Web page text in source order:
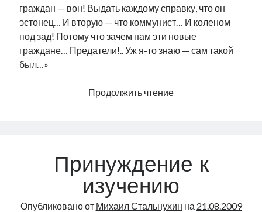
граждан — вон! Выдать каждому справку, что он
эстонец… И вторую — что коммунист… И коленом
под зад! Потому что зачем нам эти новые
граждане… Предатели!.. Уж я-то знаю — сам такой
был…»
Продолжить чтениеСобака
Принуждение к
изучению
Опубликовано от Михаил Стальнухин на 21.08.2009